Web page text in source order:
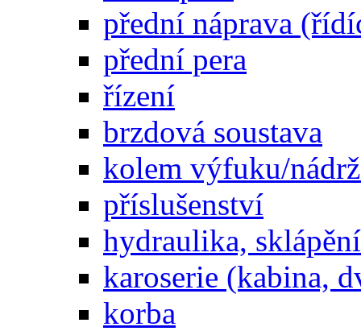
přední náprava
přední pera
řízení
brzdová soustava
kolem výfuku/
příslušenství
hydraulika, sklápění
karoserie (kabina,
korba